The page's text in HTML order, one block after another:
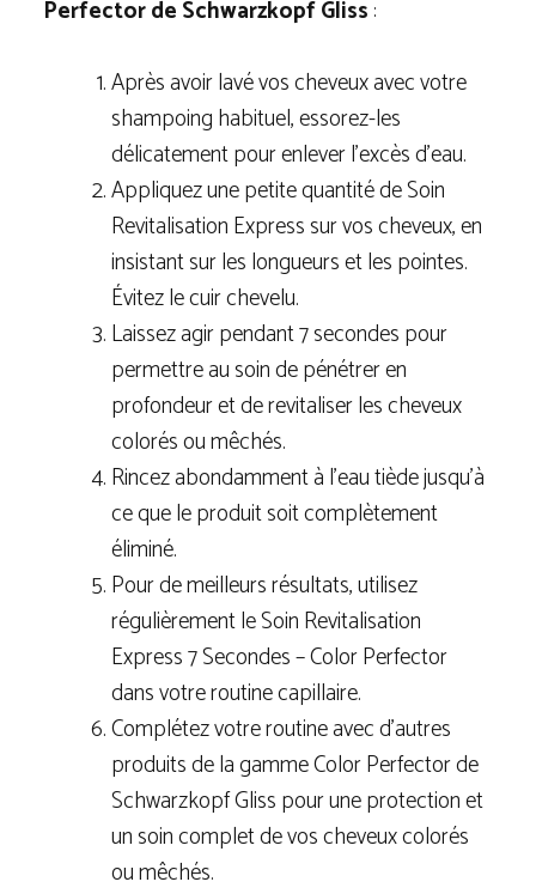
Perfector de Schwarzkopf Gliss:
Après avoir lavé vos cheveux avec votre
shampoing habituel, essorez-les
délicatement pour enlever l’excès d’eau.
Appliquez une petite quantité de Soin
Revitalisation Express sur vos cheveux, en
insistant sur les longueurs et les pointes.
Évitez le cuir chevelu.
Laissez agir pendant 7 secondes pour
permettre au soin de pénétrer en
profondeur et de revitaliser les cheveux
colorés ou mêchés.
Rincez abondamment à l’eau tiède jusqu’à
ce que le produit soit complètement
éliminé.
Pour de meilleurs résultats, utilisez
régulièrement le Soin Revitalisation
Express 7 Secondes – Color Perfector
dans votre routine capillaire.
Complétez votre routine avec d’autres
produits de la gamme Color Perfector de
Schwarzkopf Gliss pour une protection et
un soin complet de vos cheveux colorés
ou mêchés.